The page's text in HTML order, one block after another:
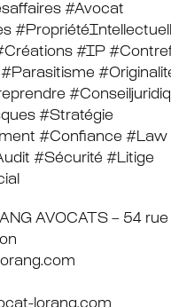
#Avocat
#IP
#Stratégie
#Confiance #Law
#Sécurité #Litige
AVOCATS – 54 rue